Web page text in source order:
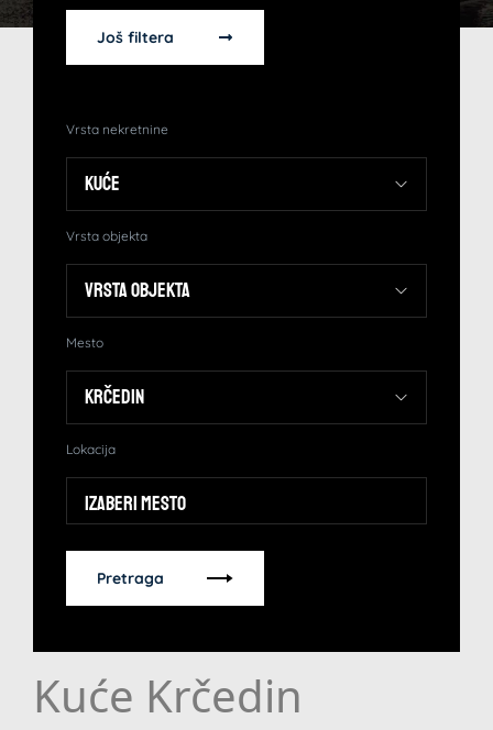
Još filtera
Vrsta nekretnine
Vrsta objekta
Mesto
Lokacija
Izaberi mesto
Pretraga
Kuće Krčedin